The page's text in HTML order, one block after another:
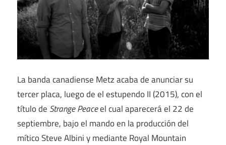
La banda canadiense Metz acaba de anunciar su
tercer placa, luego de el estupendo II (2015), con el
título de Strange Peaceel cual aparecerá el 22 de
septiembre, bajo el mando en la producción del
mítico Steve Albini y mediante Royal Mountain